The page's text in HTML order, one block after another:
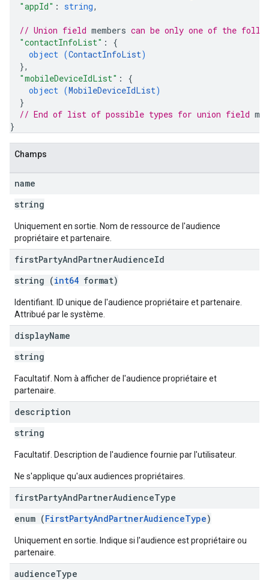
"appId" : string,
// Union field members can be only one of the
"contactInfoList" : {
object (ContactInfoList)
},
"mobileDeviceIdList" : {
object (MobileDeviceIdList)
}
// End of list of possible types for union field
}
Champs
name
string
Uniquement en sortie. Nom de ressource de l'audience
propriétaire et partenaire.
firstPartyAndPartnerAudienceId
string (int64 format)
Identifiant. ID unique de l'audience propriétaire et partenaire.
Attribué par le système.
displayName
string
Facultatif. Nom à afficher de l'audience propriétaire et
partenaire.
description
string
Facultatif. Description de l'audience fournie par l'utilisateur.
Ne s'applique qu'aux audiences propriétaires.
firstPartyAndPartnerAudienceType
enum (FirstPartyAndPartnerAudienceType)
Uniquement en sortie. Indique si l'audience est propriétaire ou
partenaire.
audienceType